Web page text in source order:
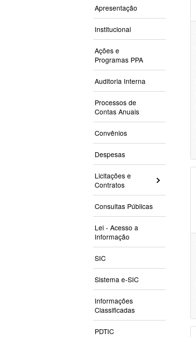
Apresentação
Institucional
Ações e
Programas PPA
Auditoria Interna
Processos de
Contas Anuais
Convênios
Despesas
Licitações e
Contratos
Consultas Públicas
Lei - Acesso a
Informação
SIC
Sistema e-SIC
Informações
Classificadas
PDTIC